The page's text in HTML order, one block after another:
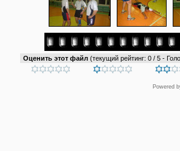
Оценить этот файл (текущий рейтинг: 0 / 5 -
Powered